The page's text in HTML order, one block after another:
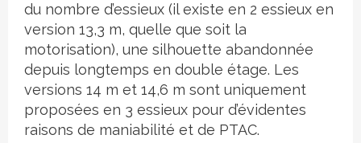
du nombre d’essieux (il existe en 2 essieux en
version 13,3 m, quelle que soit la
motorisation), une silhouette abandonnée
depuis longtemps en double étage. Les
versions 14 m et 14,6 m sont uniquement
proposées en 3 essieux pour d’évidentes
raisons de maniabilité et de PTAC.